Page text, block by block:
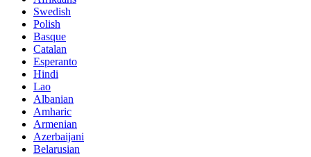
Swedish
Polish
Basque
Catalan
Esperanto
Hindi
Lao
Albanian
Amharic
Armenian
Azerbaijani
Belarusian